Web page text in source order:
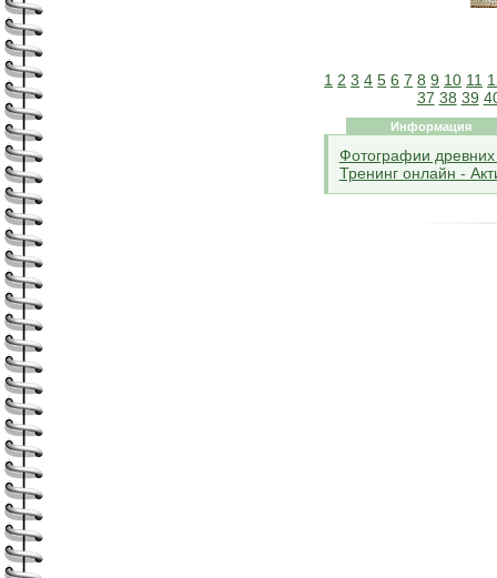
1 2 3 4 5 6 7 8 9 10 11
37 38 39
Информация
Фотографии древних
Тренинг онлайн -